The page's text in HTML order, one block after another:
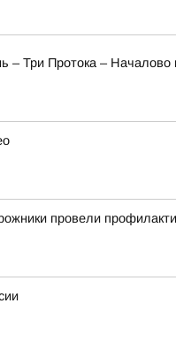
– Три Протока –
провели